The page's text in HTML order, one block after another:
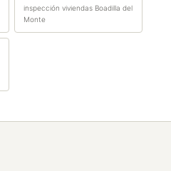
inspección viviendas Boadilla del
Monte